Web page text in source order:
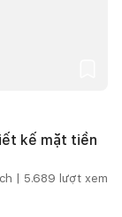
kế mặt tiền
| 5.689 lượt xem